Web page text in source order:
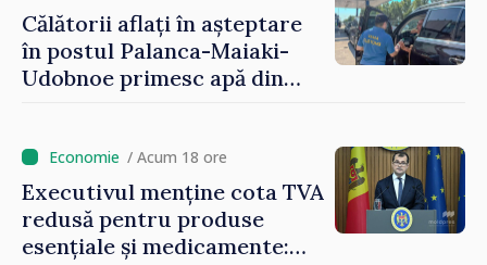
Călătorii aflați în așteptare
în postul Palanca-Maiaki-
Udobnoe primesc apă din
/ Acum 18 ore
Executivul menține cota TVA
redusă pentru produse
esențiale și medicamente: